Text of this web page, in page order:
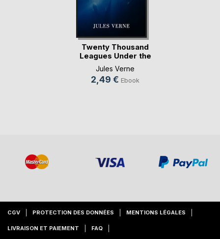
Twenty Thousand
Leagues Under the
Sea
Jules Verne
2,49 € Ebook
CGV PROTECTION DES DONNÉES MENTIONS LÉGALES
LIVRAISON ET PAIEMENT FAQ